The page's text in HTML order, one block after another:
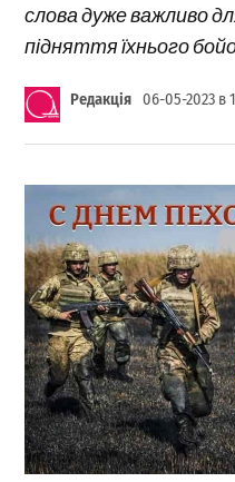
слова дуже важливо
підняття їхнього
Редакція 06-05-2023 в